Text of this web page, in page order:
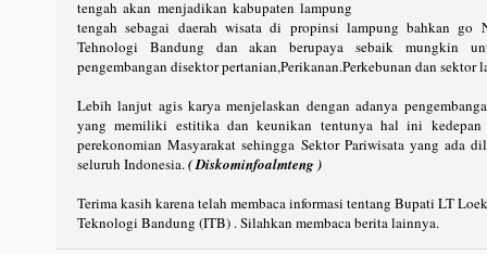
tengah akan menjadikan kabupaten lampung
tengah sebagai daerah wisata di propinsi lampung bahkan
Tehnologi Bandung dan akan berupaya sebaik mungkin
pengembangan disektor pertanian,Perikanan.Perkebunan dan sektor
Lebih lanjut agis karya menjelaskan dengan adanya
yang memiliki estitika dan keunikan tentunya hal ini kedepan
perekonomian Masyarakat sehingga Sektor Pariwisata yang ada
seluruh Indonesia.( Diskominfoalmteng )
Terima kasih karena telah membaca informasi tentang Bupati LT
Teknologi Bandung (ITB) . Silahkan membaca berita lainnya.